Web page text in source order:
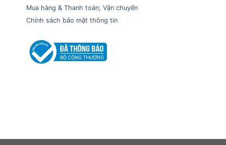
Mua hàng & Thanh toán, Vận chuyển
Chính sách bảo mật thông tin